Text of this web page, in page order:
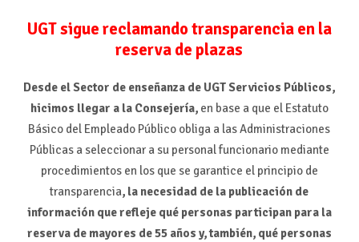
UGT sigue reclamando transparencia en la
reserva de plazas
Desde el Sector de enseñanza de UGT Servicios Públicos,
hicimos llegar a la Consejería, en base a que el Estatuto
Básico del Empleado Público obliga a las Administraciones
Públicas a seleccionar a su personal funcionario mediante
procedimientos en los que se garantice el principio de
transparencia, la necesidad de la publicación de
información que refleje qué personas participan para la
reserva de mayores de 55 años y, también, qué personas